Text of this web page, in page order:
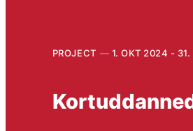
PROJECT 1. OKT 2024 -